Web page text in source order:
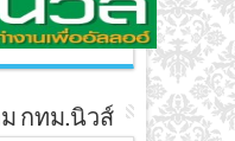
กทม.นิวส์